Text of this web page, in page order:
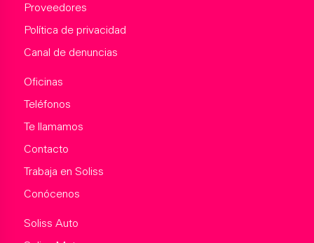
Proveedores
Política de privacidad
Canal de denuncias
Oficinas
Teléfonos
Te llamamos
Contacto
Trabaja en Soliss
Conócenos
Soliss Auto